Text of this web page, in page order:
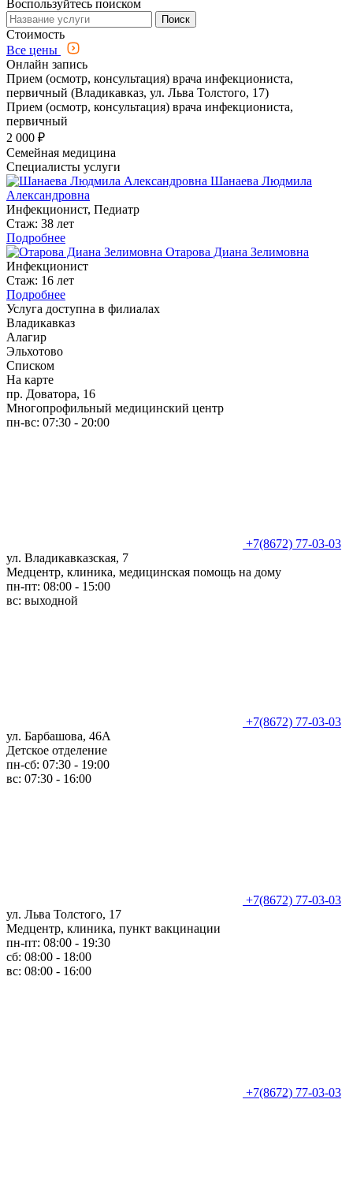
Воспользуйтесь поиском
Поиск
Стоимость
Все цены
Онлайн запись
Прием (осмотр, консультация) врача инфекциониста,
первичный (Владикавказ, ул. Льва Толстого, 17)
Прием (осмотр, консультация) врача инфекциониста,
первичный
2 000 ₽
Семейная медицина
Специалисты услуги
Шанаева Людмила
Александровна
Инфекционист, Педиатр
Стаж: 38 лет
Подробнее
Отарова Диана Зелимовна
Инфекционист
Стаж: 16 лет
Подробнее
Услуга доступна в филиалах
Владикавказ
Алагир
Эльхотово
Списком
На карте
пр. Доватора, 16
Многопрофильный медицинский центр
пн-вс: 07:30 - 20:00
+7(8672) 77-03-03
ул. Владикавказская, 7
Медцентр, клиника, медицинская помощь на дому
пн-пт: 08:00 - 15:00
вс: выходной
+7(8672) 77-03-03
ул. Барбашова, 46А
Детское отделение
пн-сб: 07:30 - 19:00
вс: 07:30 - 16:00
+7(8672) 77-03-03
ул. Льва Толстого, 17
Медцентр, клиника, пункт вакцинации
пн-пт: 08:00 - 19:30
сб: 08:00 - 18:00
вс: 08:00 - 16:00
+7(8672) 77-03-03